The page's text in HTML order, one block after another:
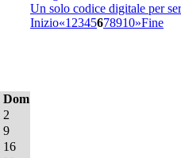
Un solo codice digitale per
Inizio«1 2345678910»Fine
Dom
2
9
16